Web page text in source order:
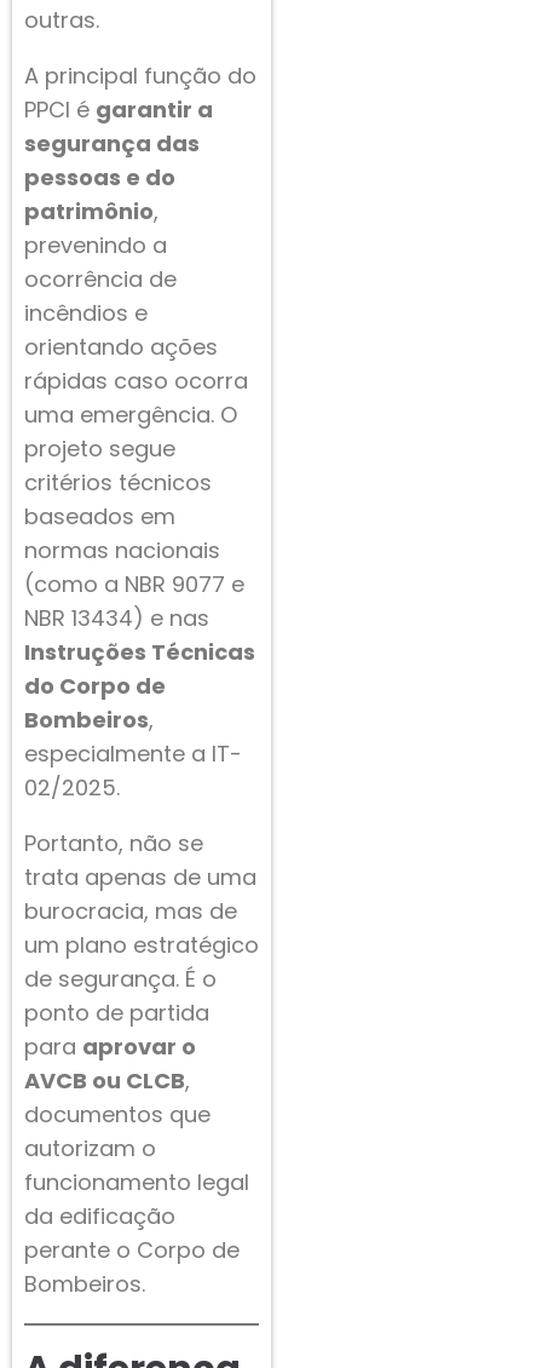
outras.
A principal função do
PPCI é garantir a
segurança das
pessoas e do
patrimônio,
prevenindo a
ocorrência de
incêndios e
orientando ações
rápidas caso ocorra
uma emergência. O
projeto segue
critérios técnicos
baseados em
normas nacionais
(como a NBR 9077 e
NBR 13434) e nas
Instruções Técnicas
do Corpo de
Bombeiros,
especialmente a IT-
02/2025.
Portanto, não se
trata apenas de uma
burocracia, mas de
um plano estratégico
de segurança. É o
ponto de partida
para aprovar o
AVCB ou CLCB,
documentos que
autorizam o
funcionamento legal
da edificação
perante o Corpo de
Bombeiros.